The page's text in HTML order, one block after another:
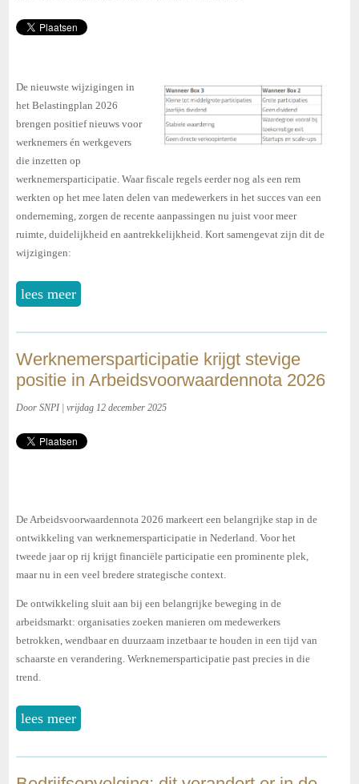
De nieuwste wijzigingen in
het Belastingplan 2026
brengen positief nieuws voor
werknemers én werkgevers
die inzetten op
werknemersparticipatie. Waar fiscale regels eerder nog als een rem
werkten op het mee laten delen van medewerkers in het succes van een
onderneming, zorgen de recente aanpassingen nu juist voor meer
ruimte, duidelijkheid en aantrekkelijkheid. Kort samengevat zijn dit de
wijzigingen:
lees meer
Werknemersparticipatie krijgt stevige
positie in Arbeidsvoorwaardennota 2026
Door SNPI | vrijdag 12 december 2025
De Arbeidsvoorwaardennota 2026 markeert een belangrijke stap in de
ontwikkeling van werknemersparticipatie in Nederland. Voor het
tweede jaar op rij krijgt financiële participatie een prominente plek,
maar nu in een veel bredere strategische context.
De ontwikkeling sluit aan bij een belangrijke beweging in de
arbeidsmarkt: organisaties zoeken manieren om medewerkers
betrokken, wendbaar en duurzaam inzetbaar te houden in een tijd van
schaarste en verandering. Werknemersparticipatie past precies in die
trend.
lees meer